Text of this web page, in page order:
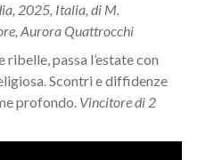
2025, Italia, di M.
Aurora Quattrocchi
passa l’estate con
Scontri e diffidenze
profondo. Vincitore di 2